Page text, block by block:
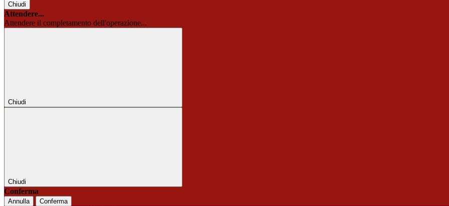
Chiudi
Attendere...
Attendere il completamento dell'operazione...
Chiudi
Chiudi
Conferma
Annulla Conferma